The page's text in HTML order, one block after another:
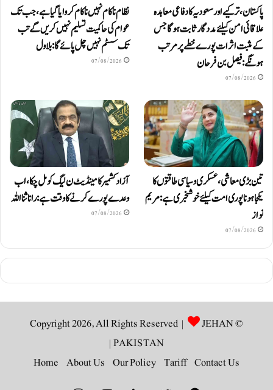
پاکستان، ترکیے اور سعودیہ کا دفاعی معاہدہ
علاقائی امن کیلئے مددگار ثابت ہوگا جس
کے مثبت اثرات پورے خطے پر مرتب
ہونگے: فیصل بن فرحان
07/08/2026
نظام ناکام نہیں ناکام کروایاگیا ہے، جب تک
عوام کی حاکمیت تسلیم نہیں کریں گے تب
تک سسٹم نہیں چل پائےگا: بلاول
07/08/2026
تین بڑی معاشی، عسکری و سیاسی طاقتوں کا
یکجا ہونا پوری امت کیلئے خوشخبری ہے: مریم
نواز
07/08/2026
آزاد کشمیر کا مینڈیٹ ن لیگ کو مل چکا، اب
وعدے پورے کرنے کا وقت ہے: رانا ثنا اللہ
07/08/2026
© Copyright 2026, All Rights Reserved |
JEHAN
PAKISTAN
|
Contact Us
Tariff
Our Policy
About Us
Home